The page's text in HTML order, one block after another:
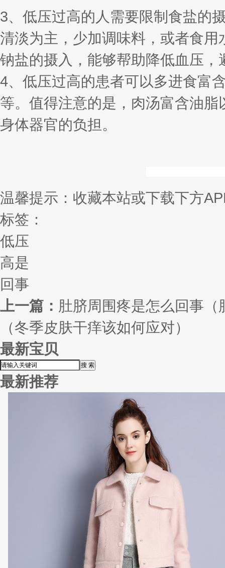
3、低压过高的人需要限制食盐的
清淡为主，少加调味料，或者食
钠盐的摄入，能够帮助降低血压，
4、低压过高的患者可以多进食富
等。值得注意的是，肉汤富含油
身体器官的负担。
温馨提示：收藏本站或下载下方
标签：
低压
高是
回事
上一篇： 肚脐周围疼是怎么回事
（冬季皮肤干痒该如何应对）
最新宝贝
最新推荐